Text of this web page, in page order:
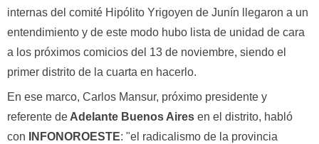
internas del comité Hipólito Yrigoyen de Junín llegaron a un
entendimiento y de este modo hubo lista de unidad de cara
a los próximos comicios del 13 de noviembre, siendo el
primer distrito de la cuarta en hacerlo.
En ese marco, Carlos Mansur, próximo presidente y
referente deAdelante Buenos Aires en el distrito, habló
con INFONOROESTE: "el radicalismo de la provincia